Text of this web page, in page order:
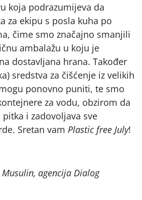
koja podrazumijeva da
za ekipu s posla kuha po
čime smo značajno smanjili
ambalažu u koju je
dostavljana hrana. Također
sredstva za čišćenje iz velikih
ponovno puniti, te smo
za vodu, obzirom da
i zadovoljava sve
Sretan vam Plastic free July!
agencija Dialog